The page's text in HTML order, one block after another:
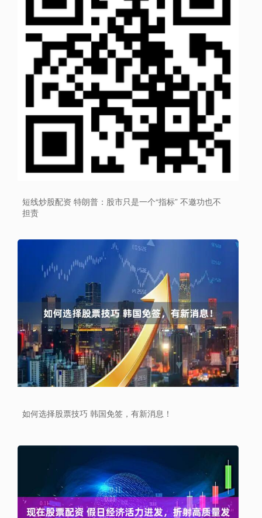
短线炒股配资 特朗普：股市只是一个“指标” 不邀功也不
担责
如何选择股票技巧 韩国免签，有新消息！